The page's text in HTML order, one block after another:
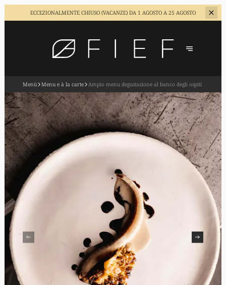
ECCEZIONALMENTE CHIUSO (VACANZE) DA 1 AGOSTO A 25 AGOSTO
Menù Menu e à la carte Ampio menu degustazione al banco degli ospiti